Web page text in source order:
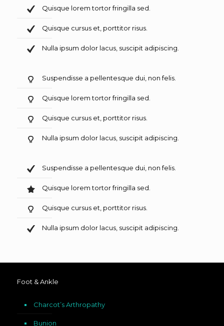
Quisque lorem tortor fringilla sed.
Quisque cursus et, porttitor risus.
Nulla ipsum dolor lacus, suscipit adipiscing.
Suspendisse a pellentesque dui, non felis.
Quisque lorem tortor fringilla sed.
Quisque cursus et, porttitor risus.
Nulla ipsum dolor lacus, suscipit adipiscing.
Suspendisse a pellentesque dui, non felis.
Quisque lorem tortor fringilla sed.
Quisque cursus et, porttitor risus.
Nulla ipsum dolor lacus, suscipit adipiscing.
Foot & Ankle
Charcot’s Arthropathy
Bunion